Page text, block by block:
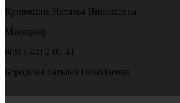
Кривякина Наталья Николаевна
Менеджер:
8(383-43) 2-06-41
Бородина Татьяна Николаевна